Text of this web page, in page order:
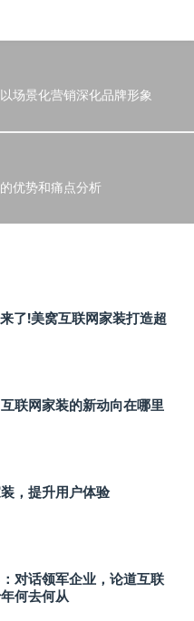
场景化营销深化品牌形象
优势和痛点分析
了!美窝互联网家装打造超
联网家装的新动向在哪里
，提升用户体验
对话领军企业，论道互联
何去何从